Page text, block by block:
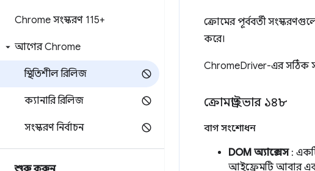
Chrome সংস্করণ 115+
আগের Chrome
স্থিতিশীল রিলিজ
ক্যানারি রিলিজ
সংস্করণ নির্বাচন
ক্রোমের পূর্ববর্তী
করে।
ChromeDriver-এর সঠিক
ক্রোমড্রাইভার ১৪৮
বাগ সংশোধন
DOM অ্যাক্সেস:
আইফ্রেমটি আবার